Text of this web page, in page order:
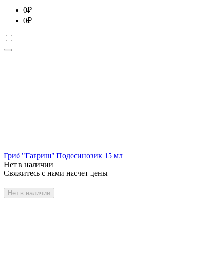
0₽
0₽
Гриб "Гавриш" Подосиновик 15 мл
Нет в наличии
Свяжитесь с нами насчёт цены
Нет в наличии